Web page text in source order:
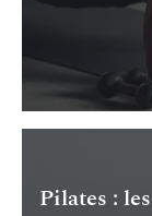
Pilates :